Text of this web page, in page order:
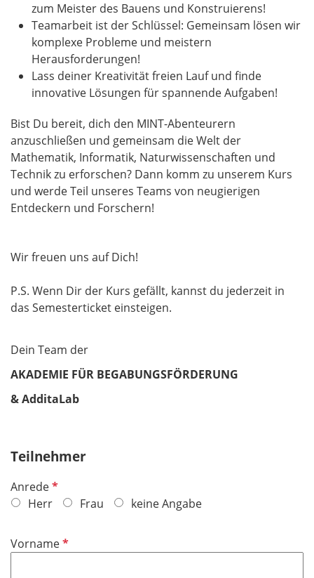
zum Meister des Bauens und Konstruierens!
Teamarbeit ist der Schlüssel: Gemeinsam lösen wir
komplexe Probleme und meistern
Herausforderungen!
Lass deiner Kreativität freien Lauf und finde
innovative Lösungen für spannende Aufgaben!
Bist Du bereit, dich den MINT-Abenteurern
anzuschließen und gemeinsam die Welt der
Mathematik, Informatik, Naturwissenschaften und
Technik zu erforschen? Dann komm zu unserem Kurs
und werde Teil unseres Teams von neugierigen
Entdeckern und Forschern!
Wir freuen uns auf Dich!
P.S. Wenn Dir der Kurs gefällt, kannst du jederzeit in
das Semesterticket einsteigen.
Dein Team der
AKADEMIE FÜR BEGABUNGSFÖRDERUNG
& AdditaLab
Teilnehmer
AnredeP
f
c
Herr Frau keine Angabe
VornameP